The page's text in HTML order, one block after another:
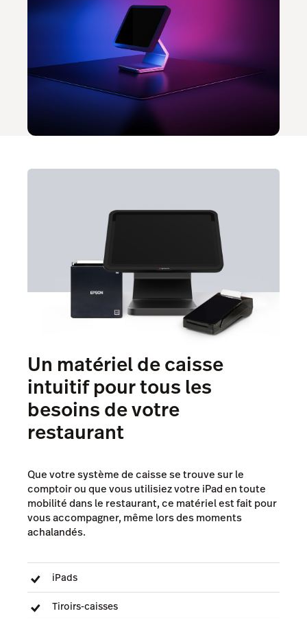
Un matériel de caisse
intuitif pour tous les
besoins de votre
restaurant
Que votre système de caisse se trouve sur le
comptoir ou que vous utilisiez votre iPad en toute
mobilité dans le restaurant, ce matériel est fait pour
vous accompagner, même lors des moments
achalandés.
iPads
Tiroirs-caisses